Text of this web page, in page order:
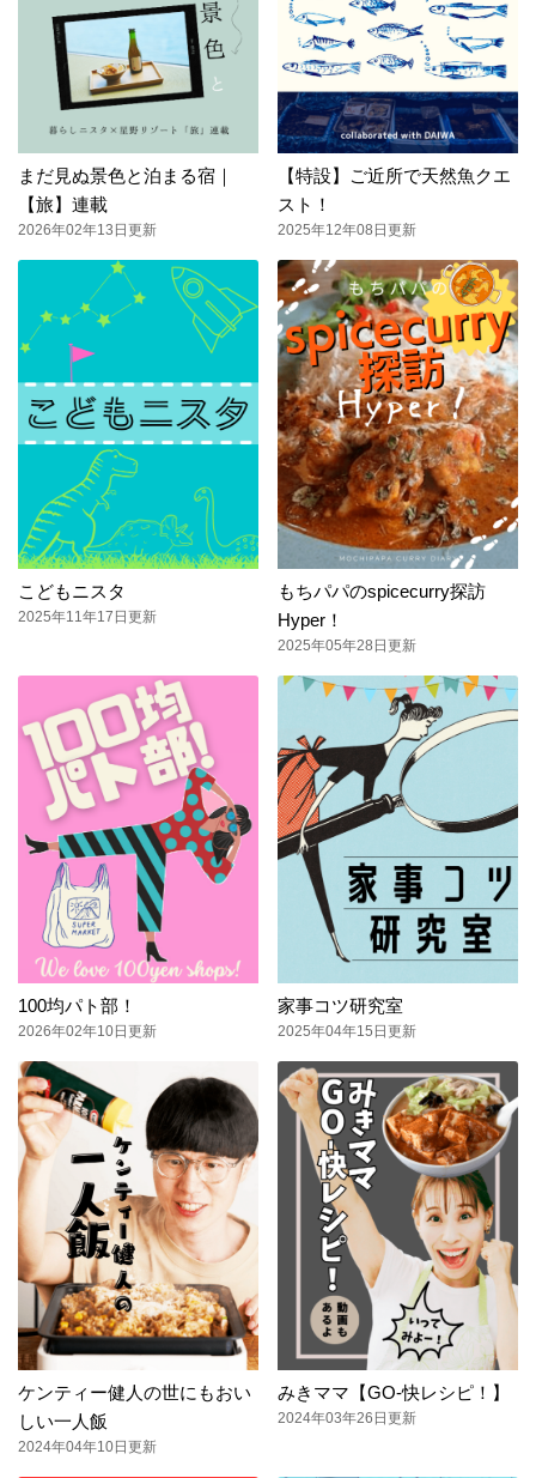
まだ見ぬ景色と泊まる宿｜
【旅】連載
2026年02年13日更新
【特設】ご近所で天然魚クエ
スト！
2025年12年08日更新
こどもニスタ
2025年11年17日更新
もちパパのspicecurry探訪
Hyper！
2025年05年28日更新
100均パト部！
2026年02年10日更新
家事コツ研究室
2025年04年15日更新
ケンティー健人の世にもおい
しい一人飯
2024年04年10日更新
みきママ【GO-快レシピ！】
2024年03年26日更新